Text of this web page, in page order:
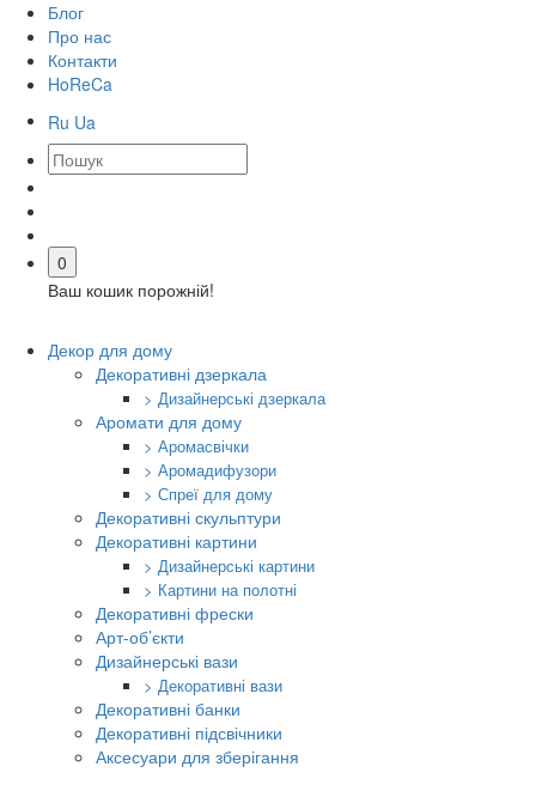
Блог
Про нас
Контакти
HoReCa
Ru Ua
0
Ваш кошик порожній!
Декор для дому
Декоративні дзеркала
> Дизайнерські дзеркала
Аромати для дому
> Аромасвічки
> Аромадифузори
> Спреї для дому
Декоративні скульптури
Декоративні картини
> Дизайнерські картини
> Картини на полотні
Декоративні фрески
Арт-об’єкти
Дизайнерські вази
> Декоративні вази
Декоративні банки
Декоративні підсвічники
Аксесуари для зберігання